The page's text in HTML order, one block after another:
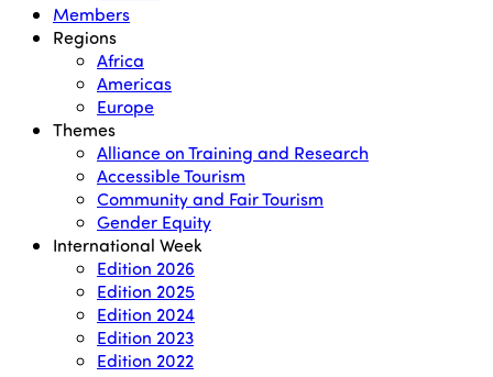
Members
Regions
Africa
Americas
Europe
Themes
Alliance on Training and Research
Accessible Tourism
Community and Fair Tourism
Gender Equity
International Week
Edition 2026
Edition 2025
Edition 2024
Edition 2023
Edition 2022